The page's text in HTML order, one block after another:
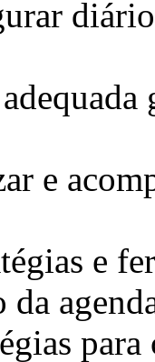
e
e
da